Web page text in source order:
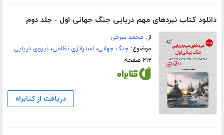
دانلود کتاب نبردهای مهم دریایی جنگ جهانی اول - جلد دوم
از: محمد سرخی
موضوع:جنگ جهانی، استراتژی نظامی،نیروی دریایی
۲۱۲ صفحه
دریافت از کتابراه